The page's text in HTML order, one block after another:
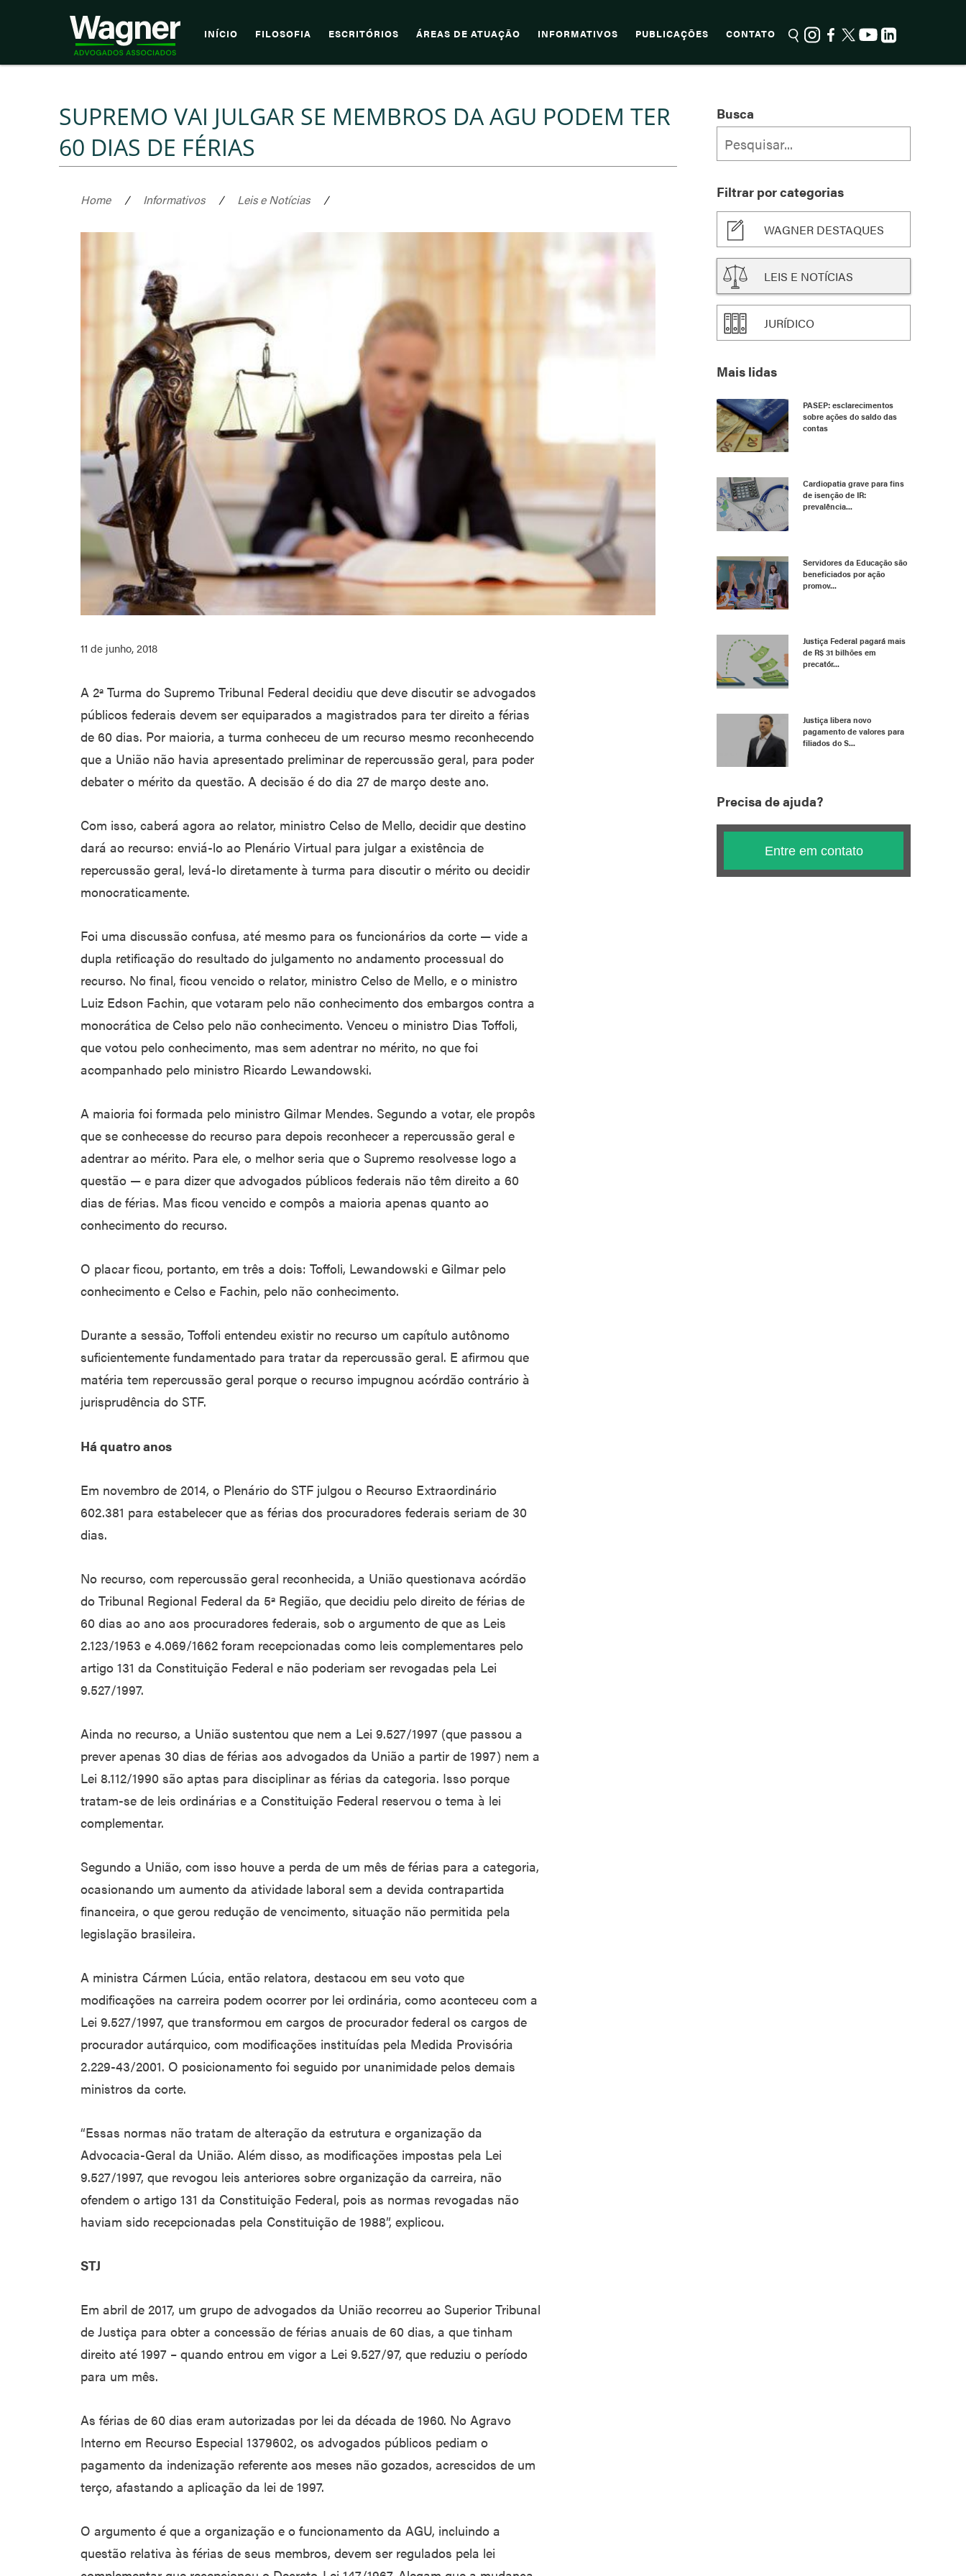
INÍCIO FILOSOFIA ESCRITÓRIOS ÁREAS DE ATUAÇÃO INFORMATIVOS PUBLICAÇÕES CONTATO
SUPREMO VAI JULGAR SE MEMBROS DA AGU PODEM TER
60 DIAS DE FÉRIAS
Home / Informativos / Leis e Notícias /
11 de junho, 2018
A 2ª Turma do Supremo Tribunal Federal decidiu que deve discutir se advogados
públicos federais devem ser equiparados a magistrados para ter direito a férias
de 60 dias. Por maioria, a turma conheceu de um recurso mesmo reconhecendo
que a União não havia apresentado preliminar de repercussão geral, para poder
debater o mérito da questão. A decisão é do dia 27 de março deste ano.
Com isso, caberá agora ao relator, ministro Celso de Mello, decidir que destino
dará ao recurso: enviá-lo ao Plenário Virtual para julgar a existência de
repercussão geral, levá-lo diretamente à turma para discutir o mérito ou decidir
monocraticamente.
Foi uma discussão confusa, até mesmo para os funcionários da corte — vide a
dupla retificação do resultado do julgamento no andamento processual do
recurso. No final, ficou vencido o relator, ministro Celso de Mello, e o ministro
Luiz Edson Fachin, que votaram pelo não conhecimento dos embargos contra a
monocrática de Celso pelo não conhecimento. Venceu o ministro Dias Toffoli,
que votou pelo conhecimento, mas sem adentrar no mérito, no que foi
acompanhado pelo ministro Ricardo Lewandowski.
A maioria foi formada pelo ministro Gilmar Mendes. Segundo a votar, ele propôs
que se conhecesse do recurso para depois reconhecer a repercussão geral e
adentrar ao mérito. Para ele, o melhor seria que o Supremo resolvesse logo a
questão — e para dizer que advogados públicos federais não têm direito a 60
dias de férias. Mas ficou vencido e compôs a maioria apenas quanto ao
conhecimento do recurso.
O placar ficou, portanto, em três a dois: Toffoli, Lewandowski e Gilmar pelo
conhecimento e Celso e Fachin, pelo não conhecimento.
Durante a sessão, Toffoli entendeu existir no recurso um capítulo autônomo
suficientemente fundamentado para tratar da repercussão geral. E afirmou que
matéria tem repercussão geral porque o recurso impugnou acórdão contrário à
jurisprudência do STF.
Há quatro anos
Em novembro de 2014, o Plenário do STF julgou o Recurso Extraordinário
602.381 para estabelecer que as férias dos procuradores federais seriam de 30
dias.
No recurso, com repercussão geral reconhecida, a União questionava acórdão
do Tribunal Regional Federal da 5ª Região, que decidiu pelo direito de férias de
60 dias ao ano aos procuradores federais, sob o argumento de que as Leis
2.123/1953 e 4.069/1662 foram recepcionadas como leis complementares pelo
artigo 131 da Constituição Federal e não poderiam ser revogadas pela Lei
9.527/1997.
Ainda no recurso, a União sustentou que nem a Lei 9.527/1997 (que passou a
prever apenas 30 dias de férias aos advogados da União a partir de 1997) nem a
Lei 8.112/1990 são aptas para disciplinar as férias da categoria. Isso porque
tratam-se de leis ordinárias e a Constituição Federal reservou o tema à lei
complementar.
Segundo a União, com isso houve a perda de um mês de férias para a categoria,
ocasionando um aumento da atividade laboral sem a devida contrapartida
financeira, o que gerou redução de vencimento, situação não permitida pela
legislação brasileira.
A ministra Cármen Lúcia, então relatora, destacou em seu voto que
modificações na carreira podem ocorrer por lei ordinária, como aconteceu com a
Lei 9.527/1997, que transformou em cargos de procurador federal os cargos de
procurador autárquico, com modificações instituídas pela Medida Provisória
2.229-43/2001. O posicionamento foi seguido por unanimidade pelos demais
ministros da corte.
“Essas normas não tratam de alteração da estrutura e organização da
Advocacia-Geral da União. Além disso, as modificações impostas pela Lei
9.527/1997, que revogou leis anteriores sobre organização da carreira, não
ofendem o artigo 131 da Constituição Federal, pois as normas revogadas não
haviam sido recepcionadas pela Constituição de 1988”, explicou.
STJ
Em abril de 2017, um grupo de advogados da União recorreu ao Superior Tribunal
de Justiça para obter a concessão de férias anuais de 60 dias, a que tinham
direito até 1997 – quando entrou em vigor a Lei 9.527/97, que reduziu o período
para um mês.
As férias de 60 dias eram autorizadas por lei da década de 1960. No Agravo
Interno em Recurso Especial 1379602, os advogados públicos pediam o
pagamento da indenização referente aos meses não gozados, acrescidos de um
terço, afastando a aplicação da lei de 1997.
O argumento é que a organização e o funcionamento da AGU, incluindo a
questão relativa às férias de seus membros, devem ser regulados pela lei
Busca
Filtrar por categorias
WAGNER DESTAQUES
LEIS E NOTÍCIAS
JURÍDICO
Mais lidas
PASEP: esclarecimentos
sobre ações do saldo das
contas
Cardiopatia grave para fins
de isenção de IR:
prevalência...
Servidores da Educação são
beneficiados por ação
promov...
Justiça Federal pagará mais
de R$ 31 bilhões em
precatór...
Justiça libera novo
pagamento de valores para
filiados do S...
Precisa de ajuda?
Entre em contato